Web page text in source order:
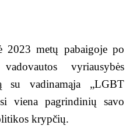
2023 metų pabaigoje po
vyriausybės
su vadinamąja „LGBT
viena pagrindinių savo
krypčių.